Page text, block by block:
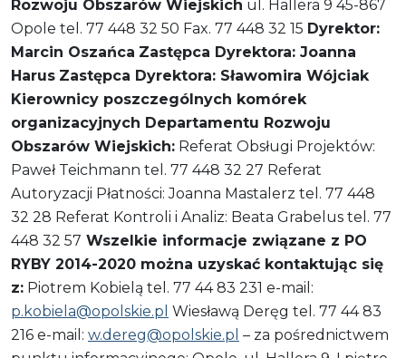
Rozwoju Obszarów Wiejskich ul. Hallera 9 45-867
Opole tel. 77 448 32 50 Fax. 77 448 32 15 Dyrektor:
Marcin Oszańca Zastępca Dyrektora: Joanna
Harus Zastępca Dyrektora: Sławomira Wójciak
Kierownicy poszczególnych komórek
organizacyjnych Departamentu Rozwoju
Obszarów Wiejskich: Referat Obsługi Projektów:
Paweł Teichmann tel. 77 448 32 27 Referat
Autoryzacji Płatności: Joanna Mastalerz tel. 77 448
32 28 Referat Kontroli i Analiz: Beata Grabelus tel. 77
448 32 57 Wszelkie informacje związane z PO
RYBY 2014-2020 można uzyskać kontaktując się
z: Piotrem Kobielą tel. 77 44 83 231 e-mail:
p.kobiela@opolskie.pl Wiesławą Deręg tel. 77 44 83
216 e-mail: w.dereg@opolskie.pl – za pośrednictwem